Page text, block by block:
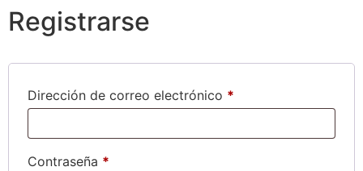
Registrarse
Dirección de correo electrónico *
Contraseña *